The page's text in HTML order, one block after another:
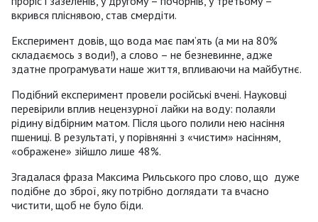
вкрився пліснявою, став смердіти.
Експеримент довів, що вода має пам’ять (а ми на 80%
складаємось з води!), а слово – не безневинне, адже
здатне програмувати наше життя, впливаючи на майбутнє.
Подібний експеримент провели російські вчені. Науковці
перевірили вплив нецензурної лайки на воду: полаяли
рідину відбірним матом. Після цього полили нею насіння
пшениці. В результаті, у порівнянні з «чистим» насінням,
«ображене» зійшло лише 48%.
Згадалася фраза Максима Рильського про слово, що дуже
подібне до зброї, яку потрібно доглядати та вчасно
чистити, щоб не було біди.